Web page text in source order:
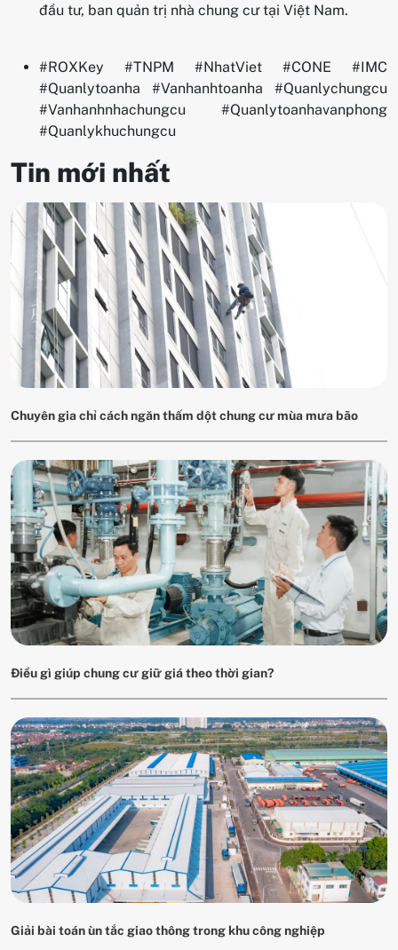
đầu tư, ban quản trị nhà chung cư tại Việt Nam.
#ROXKey #TNPM #NhatViet #CONE #IMC
#Quanlytoanha #Vanhanhtoanha #Quanlychungcu
#Vanhanhnhachungcu #Quanlytoanhavanphong
#Quanlykhuchungcu
Tin mới nhất
Chuyên gia chỉ cách ngăn thấm dột chung cư mùa mưa bão
Điều gì giúp chung cư giữ giá theo thời gian?
Giải bài toán ùn tắc giao thông trong khu công nghiệp